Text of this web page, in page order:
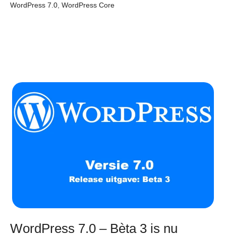
WordPress 7.0 WordPress Core
WordPress 7.0 – Bèta 3 is nu